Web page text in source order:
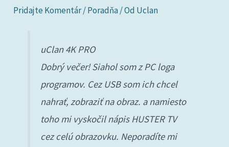
Pridajte Komentár/Poradňa/ Od Uclan
uClan 4K PRO
Dobrý večer! Siahol som z PC loga
programov. Cez USB som ich chcel
nahrať, zobraziť na obraz. a namiesto
toho mi vyskočil nápis HUSTER TV
cez celú obrazovku. Neporadíte mi